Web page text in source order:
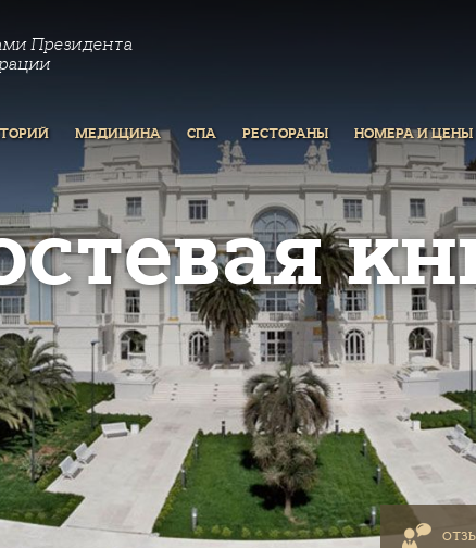
Президента
МЕДИЦИНА СПА РЕСТОРАНЫ НОМЕРА И ЦЕНЫ